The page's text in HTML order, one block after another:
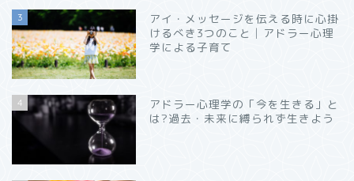
3
アイ・メッセージを伝える時に心掛
けるべき3つのこと│アドラー心理
学による子育て
4
アドラー心理学の「今を生きる」と
は?過去・未来に縛られず生きよう